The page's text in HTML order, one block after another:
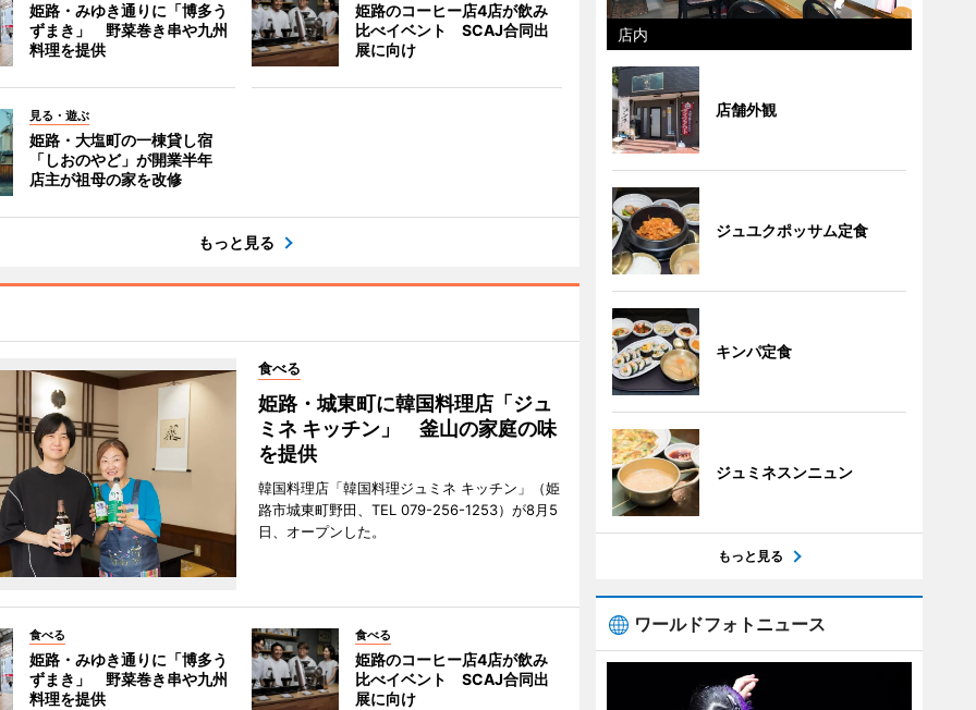
姫路・みゆき通りに「博多う
ずまき」 野菜巻き串や九州
料理を提供
姫路のコーヒー店4店が飲み
比べイベント SCAJ合同出
展に向け
見る・遊ぶ
姫路・大塩町の一棟貸し宿
「しおのやど」が開業半年
店主が祖母の家を改修
もっと見る
食べる
姫路・城東町に韓国料理店「ジュ
ミネ キッチン」 釜山の家庭の味
を提供
韓国料理店「韓国料理ジュミネ キッチン」（姫
路市城東町野田、TEL 079-256-1253）が8月5
日、オープンした。
食べる
姫路・みゆき通りに「博多う
ずまき」 野菜巻き串や九州
料理を提供
食べる
姫路のコーヒー店4店が飲み
比べイベント SCAJ合同出
展に向け
店内
店舗外観
ジュユクポッサム定食
キンパ定食
ジュミネスンニュン
もっと見る
ワールドフォトニュース